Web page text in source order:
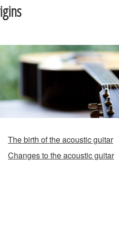
The birth of the acoustic guitar
Changes to the acoustic guitar